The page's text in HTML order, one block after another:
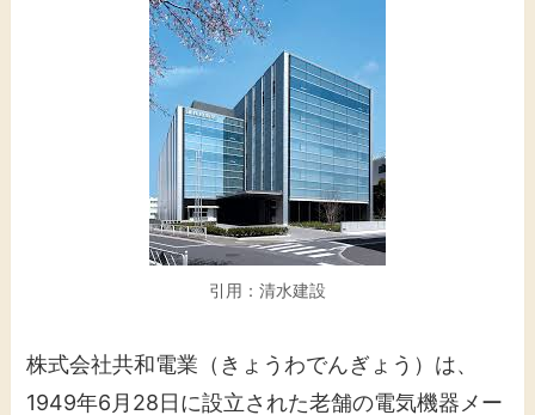
引用：清水建設
株式会社共和電業（きょうわでんぎょう）は、
1949年6月28日に設立された老舗の電気機器メー